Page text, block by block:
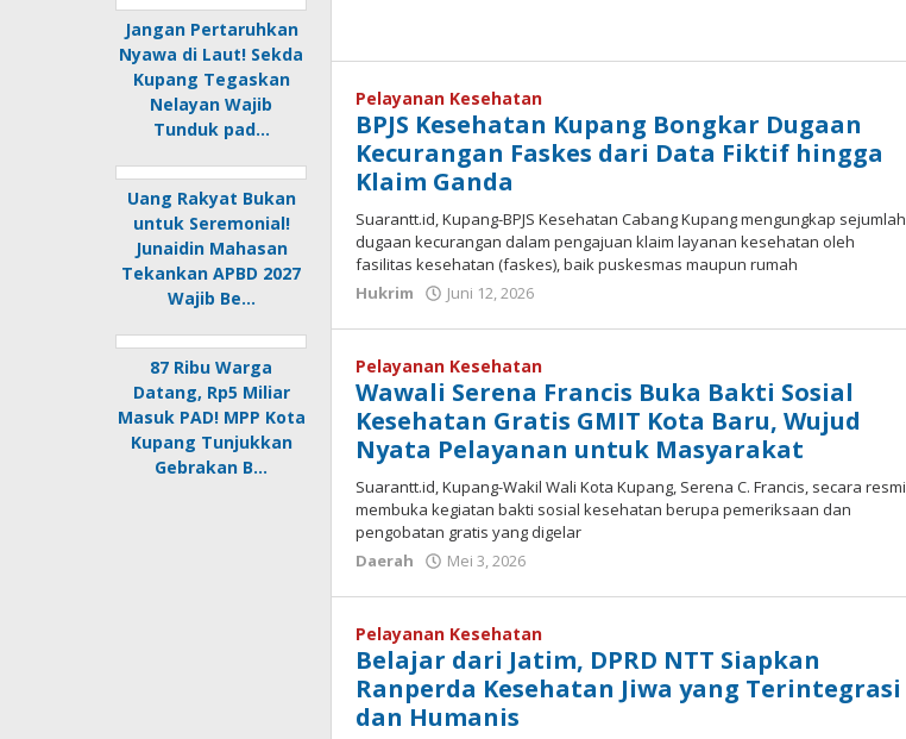
Jangan Pertaruhkan
Nyawa di Laut! Sekda
Kupang Tegaskan
Nelayan Wajib
Tunduk pad…
Uang Rakyat Bukan
untuk Seremonial!
Junaidin Mahasan
Tekankan APBD 2027
Wajib Be…
87 Ribu Warga
Datang, Rp5 Miliar
Masuk PAD! MPP Kota
Kupang Tunjukkan
Gebrakan B…
Pelayanan Kesehatan
BPJS Kesehatan Kupang Bongkar Dugaan
Kecurangan Faskes dari Data Fiktif hingga
Klaim Ganda
Suarantt.id, Kupang-BPJS Kesehatan Cabang Kupang mengungkap sejumlah
dugaan kecurangan dalam pengajuan klaim layanan kesehatan oleh
fasilitas kesehatan (faskes), baik puskesmas maupun rumah
Hukrim
Juni 12, 2026
Tu@mes
Pelayanan Kesehatan
Wawali Serena Francis Buka Bakti Sosial
Kesehatan Gratis GMIT Kota Baru, Wujud
Nyata Pelayanan untuk Masyarakat
Suarantt.id, Kupang-Wakil Wali Kota Kupang, Serena C. Francis, secara resmi
membuka kegiatan bakti sosial kesehatan berupa pemeriksaan dan
pengobatan gratis yang digelar
Daerah
Mei 3, 2026
Tu@mes
Pelayanan Kesehatan
Belajar dari Jatim, DPRD NTT Siapkan
Ranperda Kesehatan Jiwa yang Terintegrasi
dan Humanis